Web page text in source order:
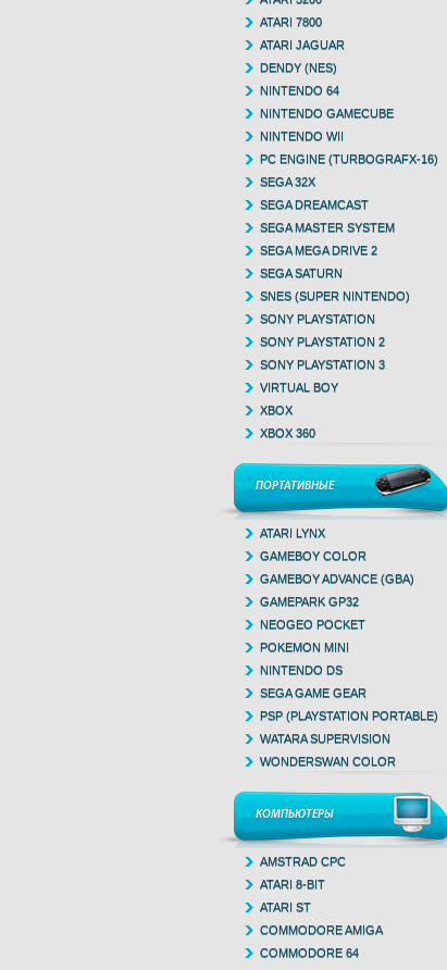
ATARI 7800
ATARI JAGUAR
DENDY (NES)
NINTENDO 64
NINTENDO GAMECUBE
NINTENDO WII
PC ENGINE (TURBOGRAFX-16)
SEGA 32X
SEGA DREAMCAST
SEGA MASTER SYSTEM
SEGA MEGA DRIVE 2
SEGA SATURN
SNES (SUPER NINTENDO)
SONY PLAYSTATION
SONY PLAYSTATION 2
SONY PLAYSTATION 3
VIRTUAL BOY
XBOX
XBOX 360
ПОРТАТИВНЫЕ
ATARI LYNX
GAMEBOY COLOR
GAMEBOY ADVANCE (GBA)
GAMEPARK GP32
NEOGEO POCKET
POKEMON MINI
NINTENDO DS
SEGA GAME GEAR
PSP (PLAYSTATION PORTABLE)
WATARA SUPERVISION
WONDERSWAN COLOR
КОМПЬЮТЕРЫ
AMSTRAD CPC
ATARI 8-BIT
ATARI ST
COMMODORE AMIGA
COMMODORE 64